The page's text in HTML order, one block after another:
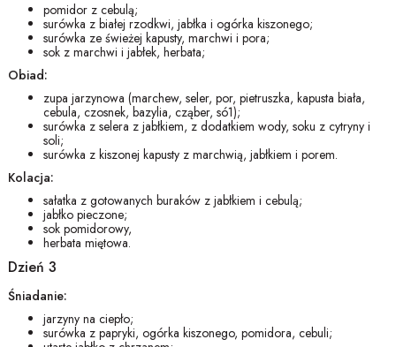
pomidor z cebulą;
surówka z białej rzodkwi, jabłka i ogórka kiszonego;
surówka ze świeżej kapusty, marchwi i pora;
sok z marchwi i jabłek, herbata;
Obiad:
zupa jarzynowa (marchew, seler, por, pietruszka, kapusta biała,
cebula, czosnek, bazylia, cząber, só1);
surówka z selera z jabłkiem, z dodatkiem wody, soku z cytryny i
soli;
surówka z kiszonej kapusty z marchwią, jabłkiem i porem.
Kolacja:
sałatka z gotowanych buraków z jabłkiem i cebulą;
jabłko pieczone;
sok pomidorowy,
herbata miętowa.
Dzień 3
Śniadanie:
jarzyny na ciepło;
surówka z papryki, ogórka kiszonego, pomidora, cebuli;